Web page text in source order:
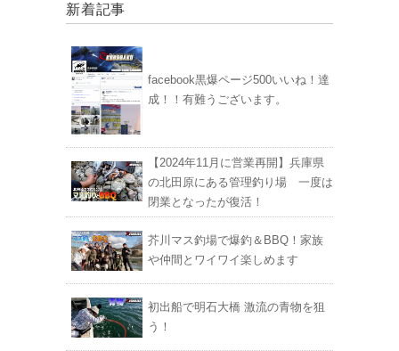
新着記事
facebook黒爆ページ500いいね！達
成！！有難うございます。
【2024年11月に営業再開】兵庫県
の北田原にある管理釣り場 一度は
閉業となったが復活！
芥川マス釣場で爆釣＆BBQ！家族
や仲間とワイワイ楽しめます
初出船で明石大橋 激流の青物を狙
う！